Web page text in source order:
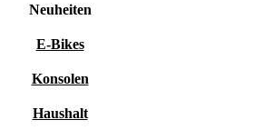
Neuheiten
E-Bikes
Konsolen
Haushalt